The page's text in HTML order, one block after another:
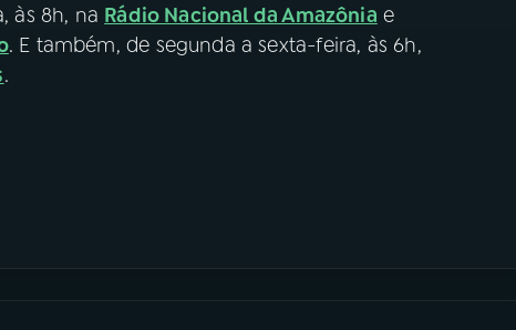
às 8h, na Rádio Nacional da Amazônia e
. E também, de segunda a sexta-feira, às 6h,
.